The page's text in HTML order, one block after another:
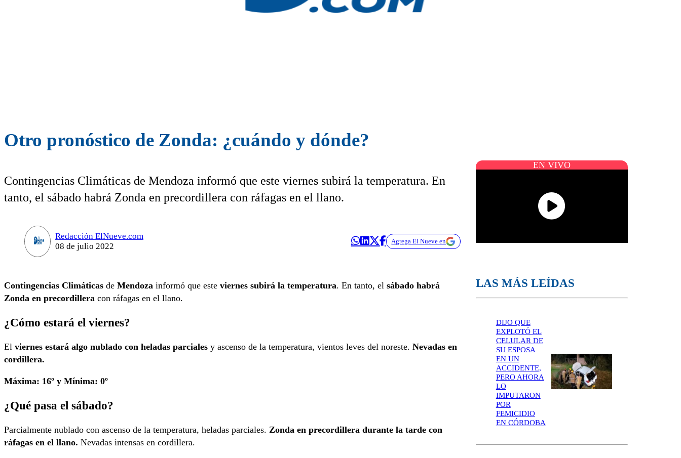
Otro pronóstico de Zonda: ¿cuándo y dónde?
Contingencias Climáticas de Mendoza informó que este viernes subirá la temperatura. En
tanto, el sábado habrá Zonda en precordillera con ráfagas en el llano.
Redacción ElNueve.com
08 de julio 2022
Agrega El Nueve en
Contingencias Climáticas de Mendoza informó que este viernes subirá la temperatura. En tanto, el sábado habrá
Zonda en precordillera con ráfagas en el llano.
¿Cómo estará el viernes?
El viernes estará algo nublado con heladas parciales y ascenso de la temperatura, vientos leves del noreste. Nevadas en
cordillera.
Máxima: 16º y Mínima: 0º
¿Qué pasa el sábado?
Parcialmente nublado con ascenso de la temperatura, heladas parciales. Zonda en precordillera durante la tarde con
ráfagas en el llano. Nevadas intensas en cordillera.
EN VIVO
LAS MÁS LEÍDAS
DIJO QUE
EXPLOTÓ EL
CELULAR DE
SU ESPOSA
EN UN
ACCIDENTE,
PERO AHORA
LO
IMPUTARON
POR
FEMICIDIO
EN CÓRDOBA